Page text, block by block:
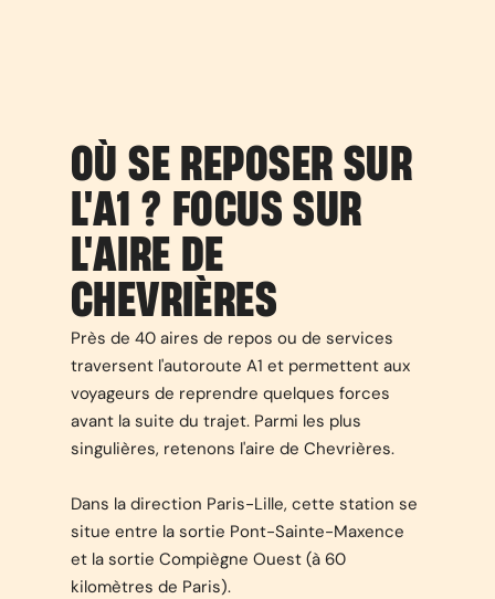
OÙ SE REPOSER SUR
L'A1 ? FOCUS SUR
L'AIRE DE
CHEVRIÈRES
Près de 40 aires de repos ou de services
traversent l'autoroute A1 et permettent aux
voyageurs de reprendre quelques forces
avant la suite du trajet. Parmi les plus
singulières, retenons l'aire de Chevrières.
Dans la direction Paris-Lille, cette station se
situe entre la sortie Pont-Sainte-Maxence
et la sortie Compiègne Ouest (à 60
kilomètres de Paris).